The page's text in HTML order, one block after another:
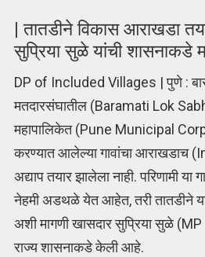
| तातडीने विकास आराखडा
सुप्रिया सुळे यांची शासनाकडे
DP of Included Villages | पुणे :
मतदारसंघातील (Baramati Lok
महापालिकेत (Pune Municipal
करण्यात आलेल्या गावांचा आराखडाच
अद्याप तयार झालेला नाही. परिणामी या
नेहमी अडथळे येत आहेत, तरी तातडीने या
अशी मागणी खासदार सुप्रिया सुळे
राज्य शासनाकडे केली आहे.